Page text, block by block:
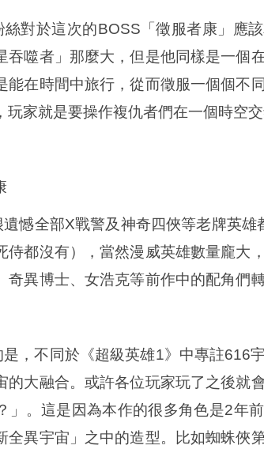
於這次的BOSS「徵服者康」應該
吞噬者」那麼大，但是他同樣是一個
能在時間中旅行，從而徵服一個個不
玩家就是要操作複仇者們在一個時空交
憾全部X戰警及神奇四俠等老牌英
侍都沒有），當然漫威英雄數量龐大
奇異博士、女浩克等前作中的配角們
不同於《超級英雄1》中專註616
的大融合。或許各位玩家玩了之後就
」。這是因為本作的很多角色是2年
全異宇宙」之中的造型。比如蜘蛛俠